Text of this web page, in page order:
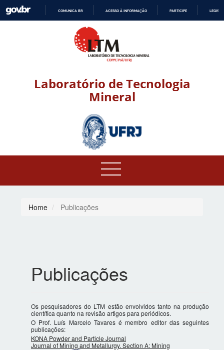
CONTEÚDO
COMUNICA BR ACESSO À INFORMAÇÃO PARTICIPE
Laboratório de Tecnologia
Mineral
Home Publicações
Publicações
Os pesquisadores do LTM estão envolvidos tanto na produção
científica quanto na revisão artigos para periódicos.
O Prof. Luís Marcelo Tavares é membro editor das seguintes
publicações:
KONA Powder and Particle Journal
Journal of Mining and Metallurgy. Section A: Mining